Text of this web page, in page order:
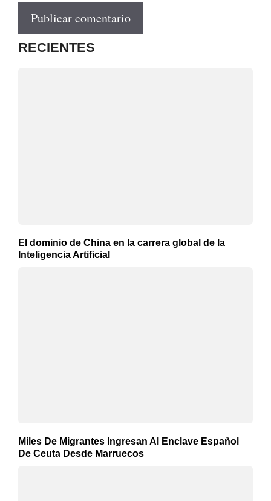
RECIENTES
El dominio de China en la carrera global de la
Inteligencia Artificial
Miles De Migrantes Ingresan Al Enclave Español
De Ceuta Desde Marruecos